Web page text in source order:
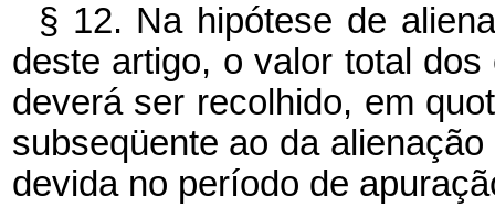
§ 12. Na hipótese de
deste artigo, o valor total
deverá ser recolhido, em
subseqüente ao da
devida no período de